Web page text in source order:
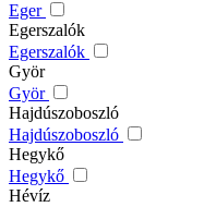
Eger
Egerszalók
Egerszalók
Györ
Györ
Hajdúszoboszló
Hajdúszoboszló
Hegykő
Hegykő
Hévíz